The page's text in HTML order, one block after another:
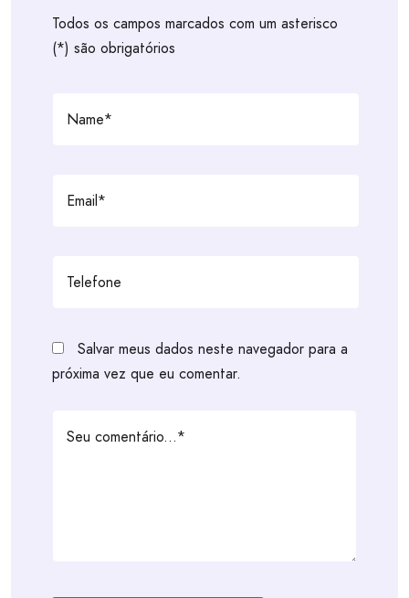
Todos os campos marcados com um asterisco
(*) são obrigatórios
Salvar meus dados neste navegador para a
próxima vez que eu comentar.